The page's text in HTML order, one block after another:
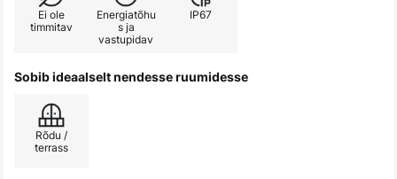
Ei ole
timmitav
Energiatõhu
s ja
vastupidav
IP67
Sobib ideaalselt nendesse ruumidesse
Rõdu /
terrass